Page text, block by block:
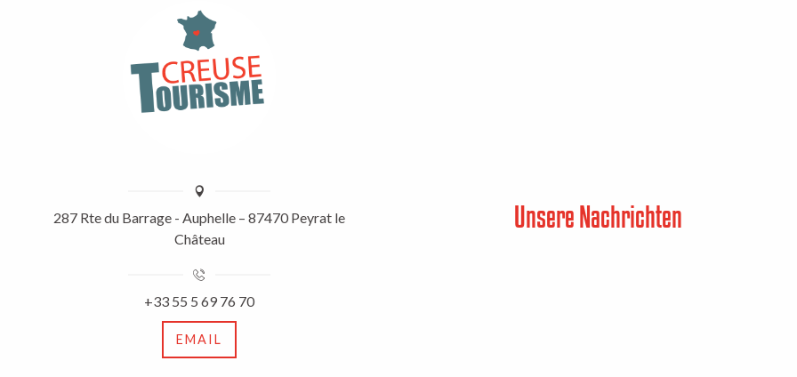
287 Rte du Barrage - Auphelle – 87470 Peyrat le
Château
+33 55 5 69 76 70
EMAIL
Unsere Nachrichten